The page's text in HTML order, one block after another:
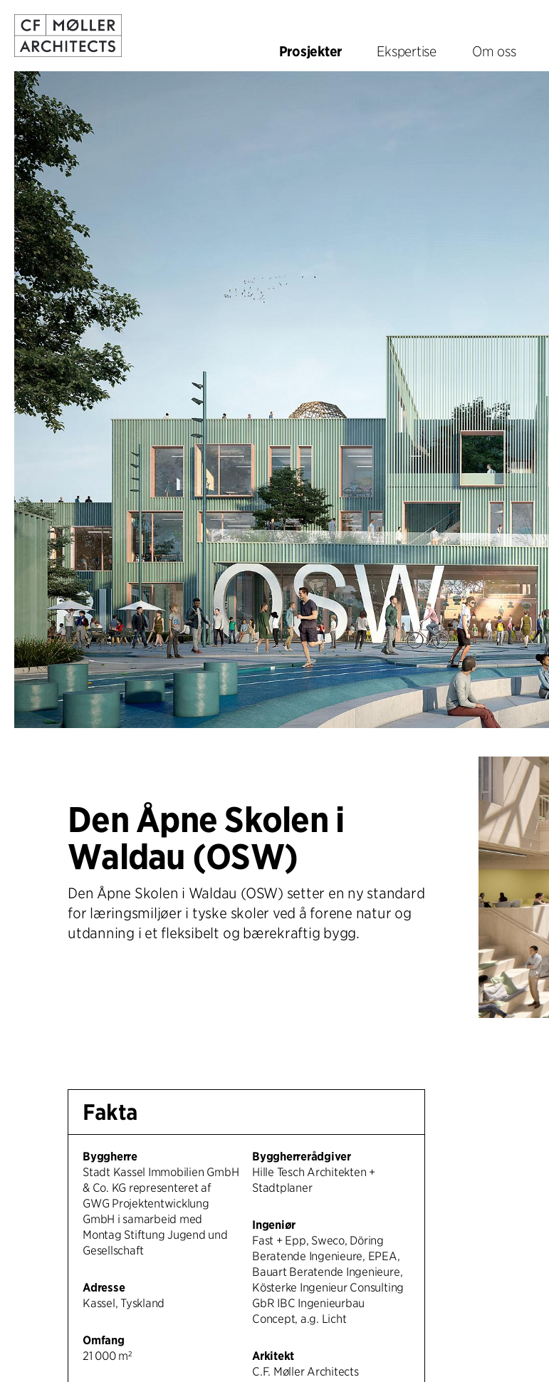
Prosjekter Ekspertise Om oss
Den Åpne Skolen i
Waldau (OSW)
Den Åpne Skolen i Waldau (OSW) setter en ny standard
for læringsmiljøer i tyske skoler ved å forene natur og
utdanning i et fleksibelt og bærekraftig bygg.
Fakta
Byggherre
Stadt Kassel Immobilien GmbH
& Co. KG representeret af
GWG Projektentwicklung
GmbH i samarbeid med
Montag Stiftung Jugend und
Gesellschaft
Adresse
Kassel, Tyskland
Omfang
21 000 m²
Byggherrerådgiver
Hille Tesch Architekten +
Stadtplaner
Ingeniør
Fast + Epp, Sweco, Döring
Beratende Ingenieure, EPEA,
Bauart Beratende Ingenieure,
Kösterke Ingenieur Consulting
GbR IBC Ingenieurbau
Concept, a.g. Licht
Arkitekt
C.F. Møller Architects